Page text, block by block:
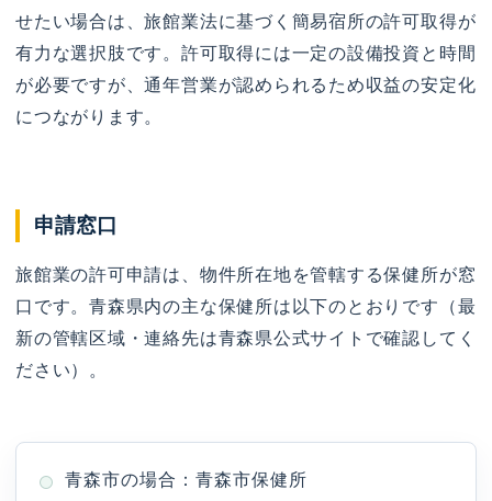
せたい場合は、旅館業法に基づく簡易宿所の許可取得が
有力な選択肢です。許可取得には一定の設備投資と時間
が必要ですが、通年営業が認められるため収益の安定化
につながります。
申請窓口
旅館業の許可申請は、物件所在地を管轄する保健所が窓
口です。青森県内の主な保健所は以下のとおりです（最
新の管轄区域・連絡先は青森県公式サイトで確認してく
ださい）。
青森市の場合：青森市保健所